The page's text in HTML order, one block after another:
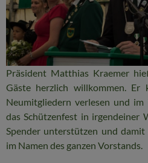
Präsident Matthias Kraemer
Gäste herzlich willkommen.
Neumitgliedern verlesen und
das Schützenfest in irgendeiner
Spender unterstützen und
im Namen des ganzen Vorstands.